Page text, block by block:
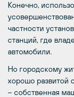
Конечно,
частности
станций, где
автомобили.
Но городскому
хорошо развитой
– собственная